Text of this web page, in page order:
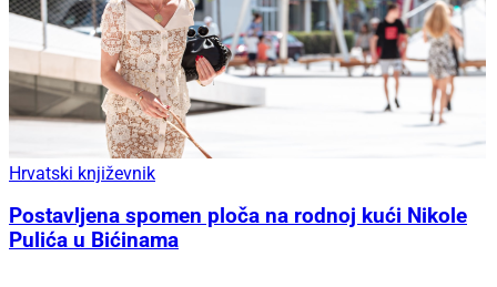
Hrvatski književnik
Postavljena spomen ploča na rodnoj kući Nikole
Pulića u Bićinama